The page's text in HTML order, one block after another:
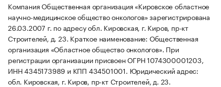
Компания Общественная организация «Кировское областное
научно-медицинское общество онкологов» зарегистрирована
26.03.2007 г. по адресу обл. Кировская, г. Киров, пр-кт
Строителей, д. 23. Краткое наименование: Общественная
организация «Областное общество онкологов». При
регистрации организации присвоен ОГРН 1074300001203,
ИНН 4345173989 и КПП 434501001. Юридический адрес:
обл. Кировская, г. Киров, пр-кт Строителей, д. 23.